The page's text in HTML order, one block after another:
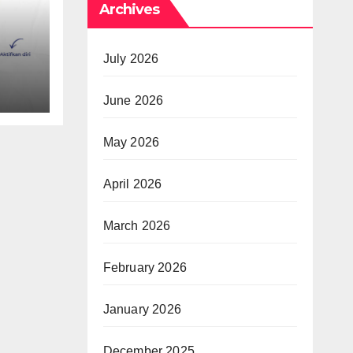
Archives
July 2026
June 2026
May 2026
April 2026
March 2026
February 2026
January 2026